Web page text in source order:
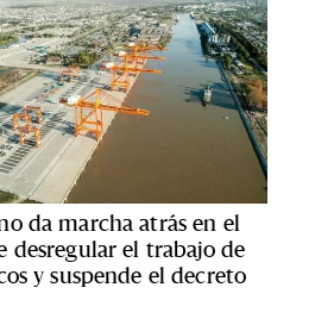
da marcha atrás en el
desregular el trabajo de
y suspende el decreto